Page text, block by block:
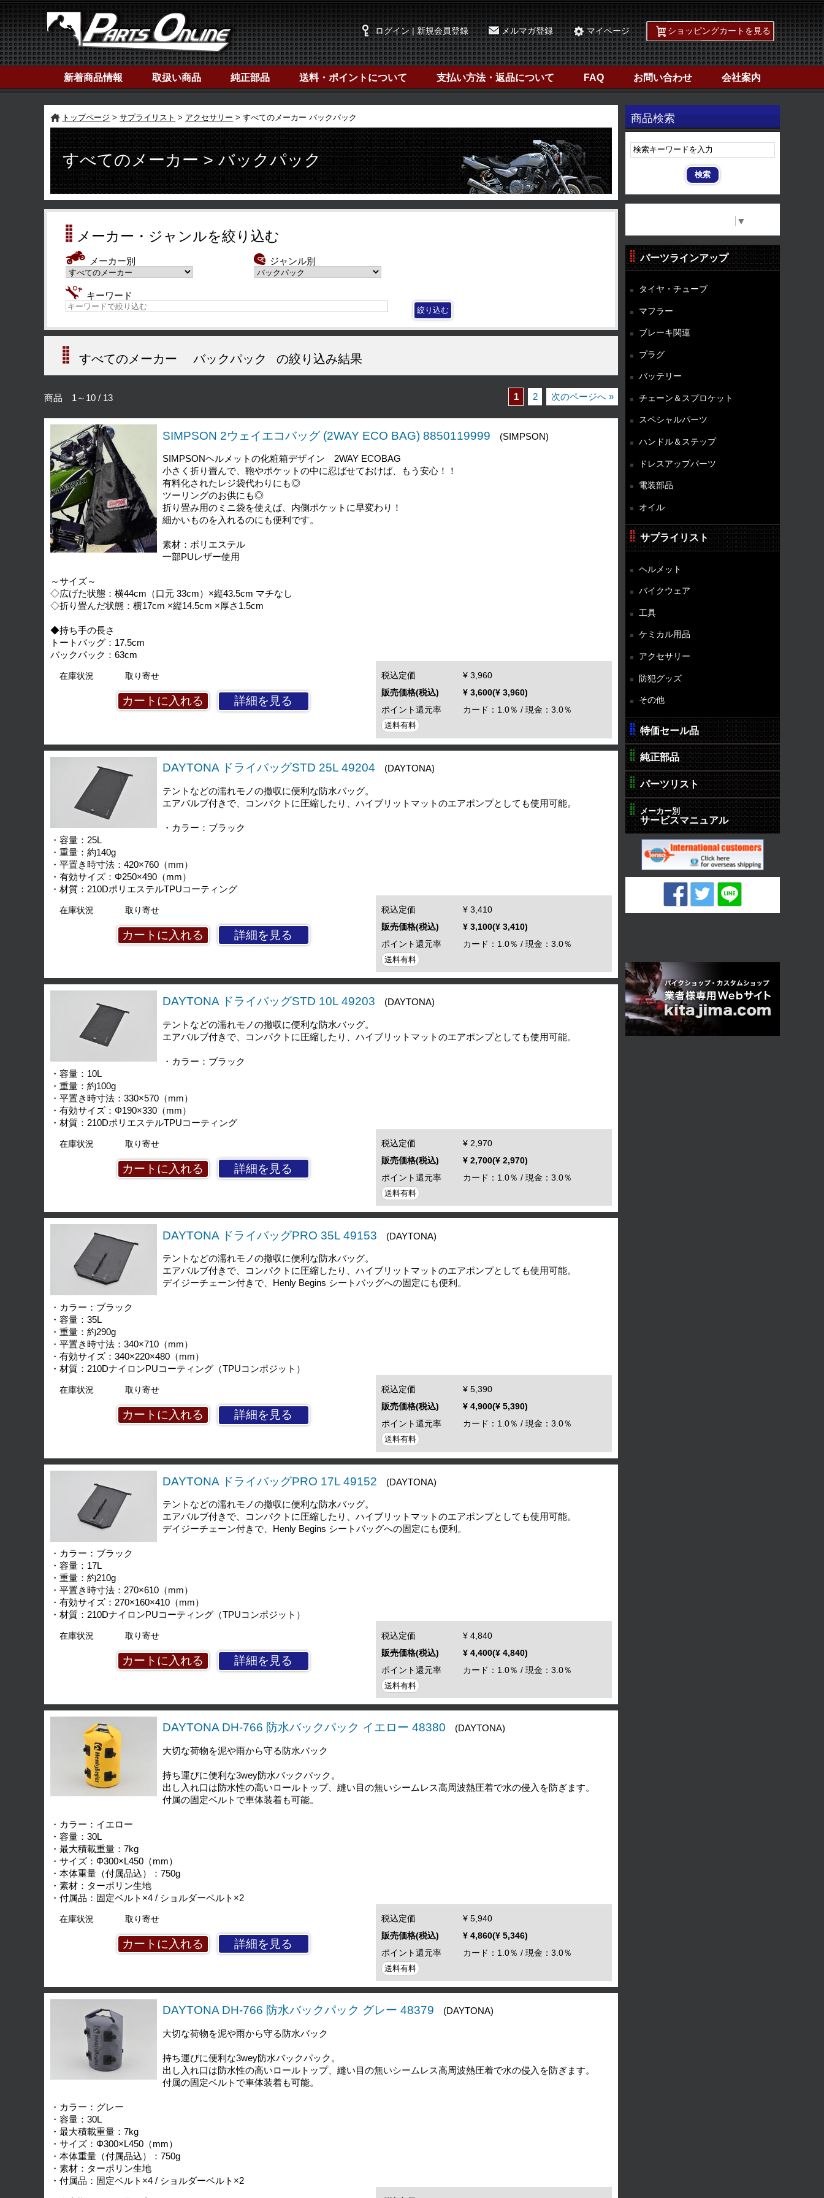
ログイン | 新規会員登録 メルマガ登録 マイページ ショッピングカートを見る
新着商品情報 取扱い商品 純正部品 送料・ポイントについて 支払い方法・返品について FAQ お問い合わせ 会社案内
商品検索
▼
トップページ サプライリスト アクセサリー すべてのメーカー バックパック
すべてのメーカー > バックパック
メーカー・ジャンルを絞り込む
メーカー別 ジャンル別
キーワード
すべてのメーカー バックパック の絞り込み結果
商品 1～10 / 13 1 2 次のページへ »
SIMPSON 2ウェイエコバッグ (2WAY ECO BAG) 8850119999 (SIMPSON)
SIMPSONヘルメットの化粧箱デザイン 2WAY ECOBAG
小さく折り畳んで、鞄やポケットの中に忍ばせておけば、もう安心！！
有料化されたレジ袋代わりにも◎
ツーリングのお供にも◎
折り畳み用のミニ袋を使えば、内側ポケットに早変わり！
細かいものを入れるのにも便利です。
素材：ポリエステル
一部PUレザー使用
～サイズ～
◇広げた状態：横44cm（口元 33cm）×縦43.5cm マチなし
◇折り畳んだ状態：横17cm ×縦14.5cm ×厚さ1.5cm
◆持ち手の長さ
トートバッグ：17.5cm
バックパック：63cm
在庫状況 取り寄せ
詳細を見る
税込定価
¥ 3,960
販売価格(税込)
¥ 3,600(¥ 3,960)
ポイント還元率
カード：1.0％ / 現金：3.0％
送料有料
DAYTONA ドライバッグSTD 25L 49204 (DAYTONA)
テントなどの濡れモノの撤収に便利な防水バッグ。
エアバルブ付きで、コンパクトに圧縮したり、ハイブリットマットのエアポンプとしても使用可能。
・カラー：ブラック
・容量：25L
・重量：約140g
・平置き時寸法：420×760（mm）
・有効サイズ：Φ250×490（mm）
・材質：210DポリエステルTPUコーティング
在庫状況 取り寄せ
詳細を見る
税込定価
¥ 3,410
販売価格(税込)
¥ 3,100(¥ 3,410)
ポイント還元率
カード：1.0％ / 現金：3.0％
送料有料
DAYTONA ドライバッグSTD 10L 49203 (DAYTONA)
テントなどの濡れモノの撤収に便利な防水バッグ。
エアバルブ付きで、コンパクトに圧縮したり、ハイブリットマットのエアポンプとしても使用可能。
・カラー：ブラック
・容量：10L
・重量：約100g
・平置き時寸法：330×570（mm）
・有効サイズ：Φ190×330（mm）
・材質：210DポリエステルTPUコーティング
在庫状況 取り寄せ
詳細を見る
税込定価
¥ 2,970
販売価格(税込)
¥ 2,700(¥ 2,970)
ポイント還元率
カード：1.0％ / 現金：3.0％
送料有料
DAYTONA ドライバッグPRO 35L 49153 (DAYTONA)
テントなどの濡れモノの撤収に便利な防水バッグ。
エアバルブ付きで、コンパクトに圧縮したり、ハイブリットマットのエアポンプとしても使用可能。
デイジーチェーン付きで、Henly Begins シートバッグへの固定にも便利。
・カラー：ブラック
・容量：35L
・重量：約290g
・平置き時寸法：340×710（mm）
・有効サイズ：340×220×480（mm）
・材質：210DナイロンPUコーティング（TPUコンポジット）
在庫状況 取り寄せ
詳細を見る
税込定価
¥ 5,390
販売価格(税込)
¥ 4,900(¥ 5,390)
ポイント還元率
カード：1.0％ / 現金：3.0％
送料有料
DAYTONA ドライバッグPRO 17L 49152 (DAYTONA)
テントなどの濡れモノの撤収に便利な防水バッグ。
エアバルブ付きで、コンパクトに圧縮したり、ハイブリットマットのエアポンプとしても使用可能。
デイジーチェーン付きで、Henly Begins シートバッグへの固定にも便利。
・カラー：ブラック
・容量：17L
・重量：約210g
・平置き時寸法：270×610（mm）
・有効サイズ：270×160×410（mm）
・材質：210DナイロンPUコーティング（TPUコンポジット）
在庫状況 取り寄せ
詳細を見る
税込定価
¥ 4,840
販売価格(税込)
¥ 4,400(¥ 4,840)
ポイント還元率
カード：1.0％ / 現金：3.0％
送料有料
DAYTONA DH-766 防水バックパック イエロー 48380 (DAYTONA)
大切な荷物を泥や雨から守る防水バック
持ち運びに便利な3wey防水バックパック。
出し入れ口は防水性の高いロールトップ、縫い目の無いシームレス高周波熱圧着で水の侵入を防ぎます。
付属の固定ベルトで車体装着も可能。
・カラー：イエロー
・容量：30L
・最大積載重量：7kg
・サイズ：Φ300×L450（mm）
・本体重量（付属品込）：750g
・素材：ターポリン生地
・付属品：固定ベルト×4 / ショルダーベルト×2
在庫状況 取り寄せ
詳細を見る
税込定価
¥ 5,940
販売価格(税込)
¥ 4,860(¥ 5,346)
ポイント還元率
カード：1.0％ / 現金：3.0％
送料有料
DAYTONA DH-766 防水バックパック グレー 48379 (DAYTONA)
大切な荷物を泥や雨から守る防水バック
持ち運びに便利な3wey防水バックパック。
出し入れ口は防水性の高いロールトップ、縫い目の無いシームレス高周波熱圧着で水の侵入を防ぎます。
付属の固定ベルトで車体装着も可能。
・カラー：グレー
・容量：30L
・最大積載重量：7kg
・サイズ：Φ300×L450（mm）
・本体重量（付属品込）：750g
・素材：ターポリン生地
・付属品：固定ベルト×4 / ショルダーベルト×2
パーツラインアップ
タイヤ・チューブ
マフラー
ブレーキ関連
プラグ
バッテリー
チェーン＆スプロケット
スペシャルパーツ
ハンドル＆ステップ
ドレスアップパーツ
電装部品
オイル
サプライリスト
ヘルメット
バイクウェア
工具
ケミカル用品
アクセサリー
防犯グッズ
その他
特価セール品
純正部品
パーツリスト
メーカー別
サービスマニュアル